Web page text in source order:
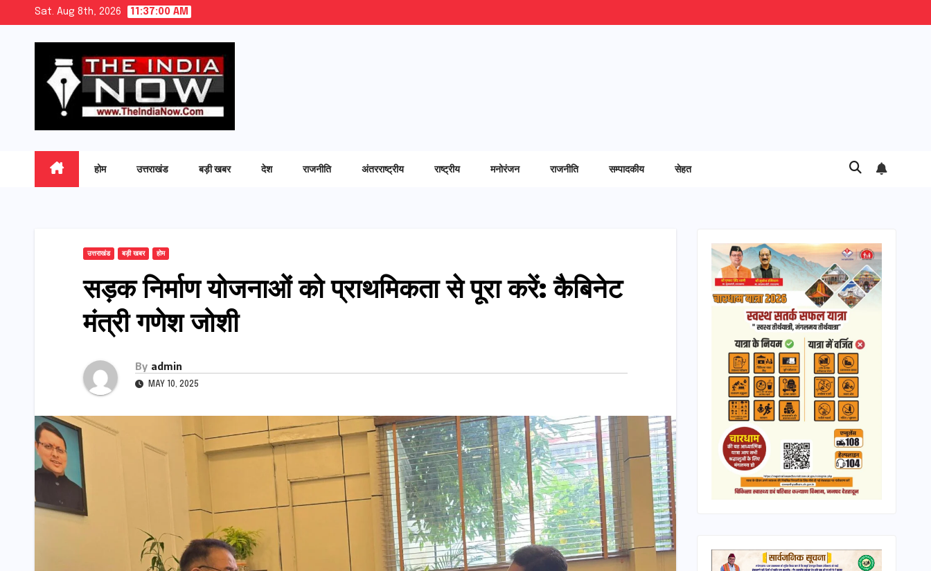
Sat. Aug 8th, 2026 11:37:01 AM
होम उत्तराखंड बड़ी खबर देश राजनीति अंतरराष्ट्रीय राष्ट्रीय मनोरंजन राजनीति सम्पादकीय सेहत
उत्तराखंड बड़ी खबर होम
सड़क निर्माण योजनाओं को प्राथमिकता से पूरा करें: कैबिनेट
मंत्री गणेश जोशी
By admin
MAY 10, 2025